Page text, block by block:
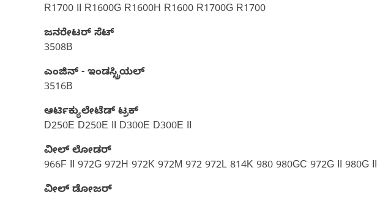
R1700 II R1600G R1600H R1600 R1700G R1700
ಜನರೇಟರ್ ಸೆಟ್‌
3508B
ಎಂಜಿನ್ - ಇಂಡಸ್ಟ್ರಿಯಲ್
3516B
ಆರ್ಟಿಕ್ಯುಲೇಟೆಡ್ ಟ್ರಕ್
D250E D250E II D300E D300E II
ವೀಲ್ ಲೋಡರ್
966F II 972G 972H 972K 972M 972 972L 814K 980 980GC 972G II 980G
ವೀಲ್ ಡೋಜರ್​